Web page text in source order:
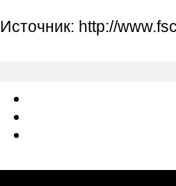
Источник: http://